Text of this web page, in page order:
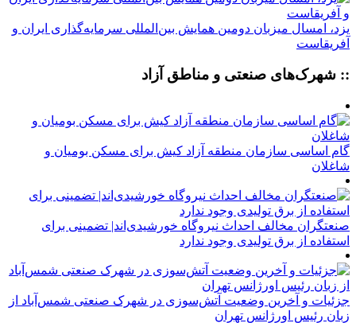
یزد، امسال میزبان دومین همایش بین‌المللی سرمایه‌گذاری ایران و
آفریقاست
:: شهرک‌های صنعتی و مناطق آزاد
گام اساسی سازمان منطقه آزاد کیش برای مسکن بومیان و
شاغلان
صنعتگران مخالف احداث نیروگاه خورشیدی‌اند| تضمینی برای
استفاده از برق تولیدی وجود ندارد
جزئیات و آخرین وضعیت آتش‌سوزی در شهرک صنعتی شمس‌آباد از
زبان رئیس اورژانس تهران